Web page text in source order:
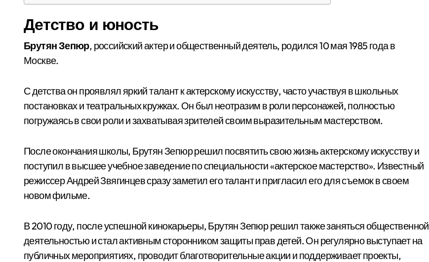
Детство и юность
Брутян Зепюр, российский актер и общественный деятель, родился 10 мая 1985 года в
Москве.
С детства он проявлял яркий талант к актерскому искусству, часто участвуя в школьных
постановках и театральных кружках. Он был неотразим в роли персонажей, полностью
погружаясь в свои роли и захватывая зрителей своим выразительным мастерством.
После окончания школы, Брутян Зепюр решил посвятить свою жизнь актерскому искусству и
поступил в высшее учебное заведение по специальности «актерское мастерство». Известный
режиссер Андрей Звягинцев сразу заметил его талант и пригласил его для съемок в своем
новом фильме.
В 2010 году, после успешной кинокарьеры, Брутян Зепюр решил также заняться общественной
деятельностью и стал активным сторонником защиты прав детей. Он регулярно выступает на
публичных мероприятиях, проводит благотворительные акции и поддерживает проекты,